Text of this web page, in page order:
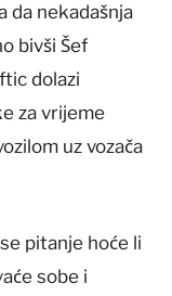
da nekadašnja
bivši Šef
dolazi
za vrijeme
uz vozača
pitanje hoće li
sobe i